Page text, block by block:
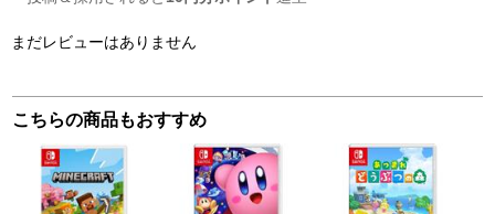
まだレビューはありません
こちらの商品もおすすめ